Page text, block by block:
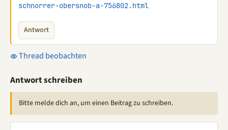
schnorrer-obersnob-a-756802.html
Antwort
Thread beobachten
Antwort schreiben
Bitte melde dich an, um einen Beitrag zu schreiben.